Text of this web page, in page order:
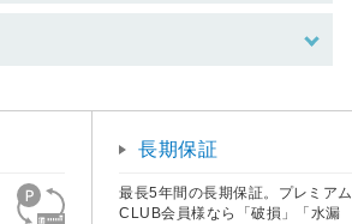
長期保証
最長5年間の長期保証。プレミアム
CLUB会員様なら「破損」「水漏